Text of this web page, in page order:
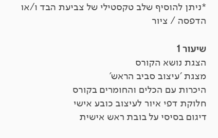
*ניתן להוסיף שלב טקסטילי של צביעת הבד ו/או
הדפסה / ציור
שיעור 1
הצגת נושא הקורס
מצגת 'עיצוב סביב הראש'
היכרות עם הכלים והחומרים בקורס
חלוקת דפי איור לעיצוב כובע אישי
דיגום בסיסי על בובת ראש אישית